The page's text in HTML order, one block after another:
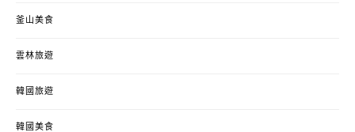
釜山美食
雲林旅遊
韓國旅遊
韓國美食